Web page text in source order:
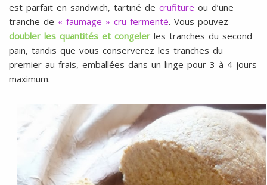
est parfait en sandwich, tartiné de crufiture ou d’une
tranche de « faumage » cru fermenté. Vous pouvez
doubler les quantités et congeler les tranches du second
pain, tandis que vous conserverez les tranches du
premier au frais, emballées dans un linge pour 3 à 4 jours
maximum.